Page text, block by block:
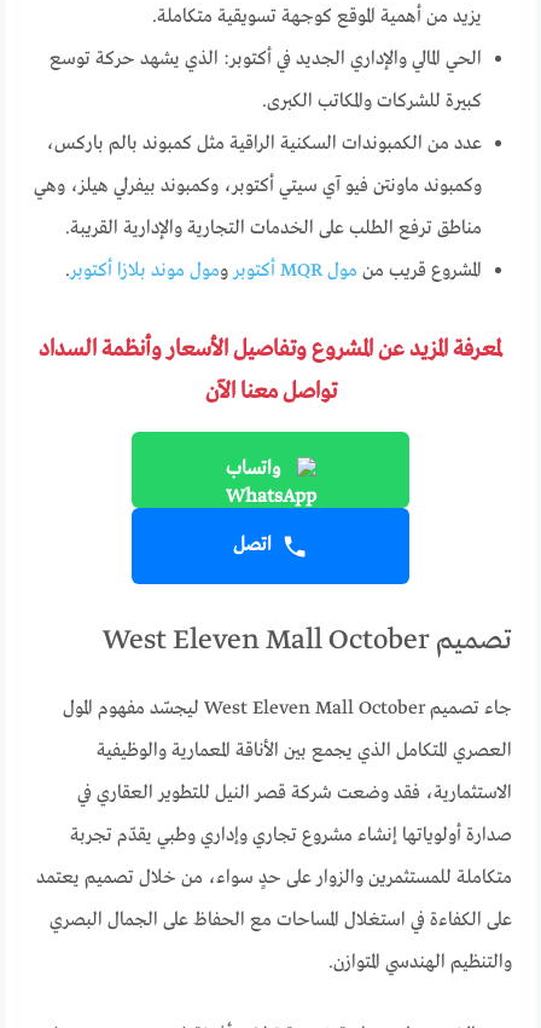
يزيد من أهمية الموقع كوجهة تسويقية متكاملة.
الحي المالي والإداري الجديد في أكتوبر: الذي يشهد حركة توسع
كبيرة للشركات والمكاتب الكبرى.
عدد من الكمبوندات السكنية الراقية مثل كمبوند بالم باركس،
وكمبوند ماونتن فيو آي سيتي أكتوبر، وكمبوند بيفرلي هيلز، وهي
مناطق ترفع الطلب على الخدمات التجارية والإدارية القريبة.
المشروع قريب من مول MQR أكتوبر ومول موند بلازا أكتوبر.
لمعرفة المزيد عن المشروع وتفاصيل الأسعار وأنظمة السداد
تواصل معنا الآن
واتساب
اتصل
تصميم West Eleven Mall October
جاء تصميم West Eleven Mall October ليجسّد مفهوم المول
العصري المتكامل الذي يجمع بين الأناقة المعمارية والوظيفية
الاستثمارية، فقد وضعت شركة قصر النيل للتطوير العقاري في
صدارة أولوياتها إنشاء مشروع تجاري وإداري وطبي يقدّم تجربة
متكاملة للمستثمرين والزوار على حدٍ سواء، من خلال تصميم يعتمد
على الكفاءة في استغلال المساحات مع الحفاظ على الجمال البصري
والتنظيم الهندسي المتوازن.